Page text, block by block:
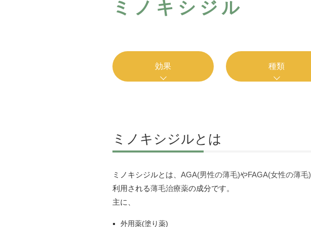
ミノキシジル
効果 種類
ミノキシジルとは
ミノキシジルとは、 AGA(男性の薄毛)やFAGA(女性の薄毛)
利用される薄毛治療薬の成分です。
主に、
外用薬(塗り薬)